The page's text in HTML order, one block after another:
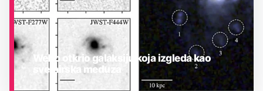
Webb otkrio galaksiju koja izgleda kao
svemirska meduza